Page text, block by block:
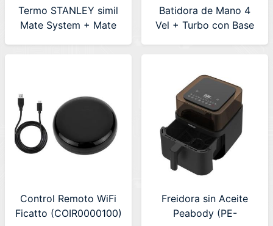
Termo STANLEY simil
Mate System + Mate
Batidora de Mano 4
Vel + Turbo con Base
Control Remoto WiFi
Ficatto (COIR0000100)
Freidora sin Aceite
Peabody (PE-